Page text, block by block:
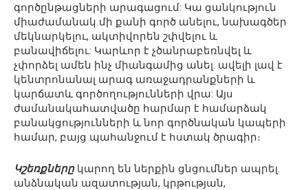
գործընթացների արագացում: Կա ցանկություն
միաժամանակ մի քանի գործ անելու, նախագծեր
մեկնարկելու, ակտիվորեն շփվելու և
բանավիճելու: Կարևոր է չծանրաբեռնվել և
չփորձել ամեն ինչ միանգամից անել. ավելի լավ է
կենտրոնանալ արագ առաջադրանքների և
կարճատև գործողությունների վրա: Այս
ժամանակահատվածը հարմար է համարձակ
բանակցությունների և նոր գործնական կապերի
համար, բայց պահանջում է հստակ ծրագիր։
Կշեռքներըկարող են ներքին ցնցումներ ապրել.
անձնական ազատության, կրթության,